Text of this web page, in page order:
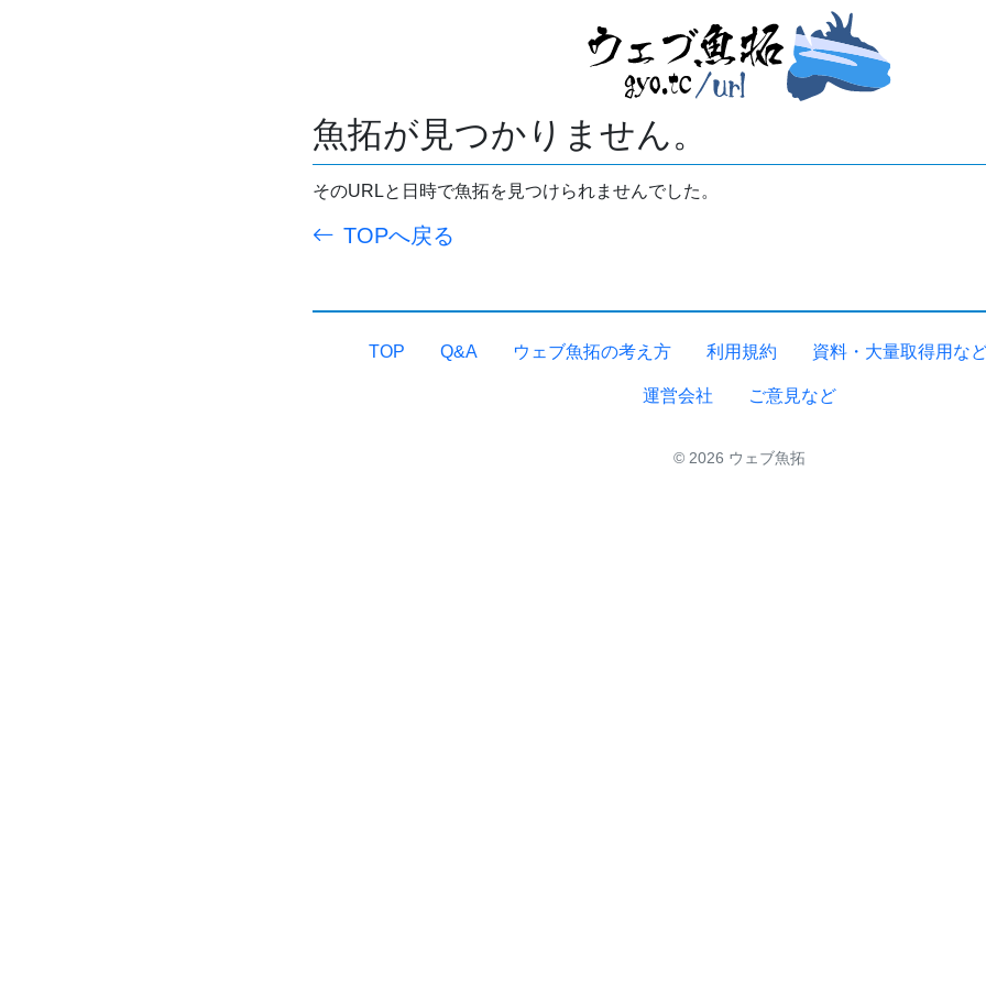
魚拓が見つかりません。
そのURLと日時で魚拓を見つけられませんでした。
TOPへ戻る
TOP Q&A ウェブ魚拓の考え方 利用規約 資料・大量取得用な
運営会社 ご意見など
© 2026 ウェブ魚拓